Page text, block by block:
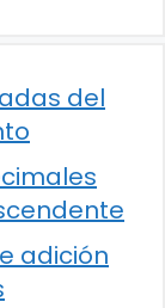
del
adición